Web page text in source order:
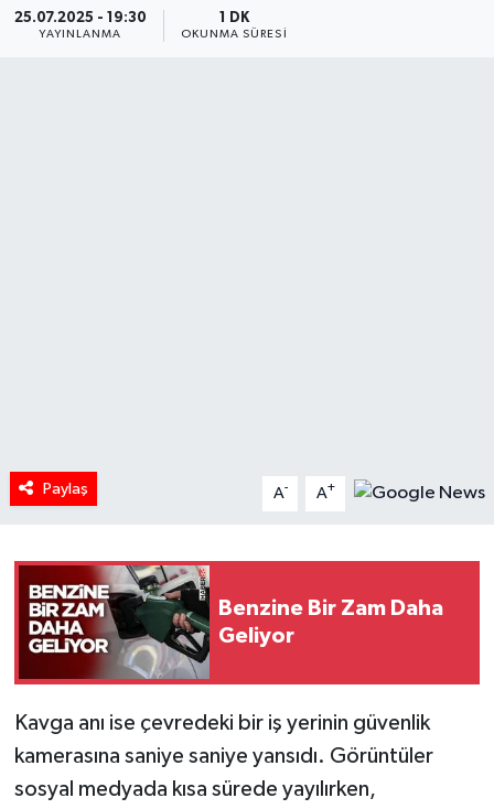
25.07.2025 - 19:30
YAYINLANMA
1 DK
OKUNMA SÜRESI
Paylaş A- A+
Benzine Bir Zam Daha
Geliyor
Kavga anı ise çevredeki bir iş yerinin güvenlik
kamerasına saniye saniye yansıdı. Görüntüler
sosyal medyada kısa sürede yayılırken,
GENEL
RESMİ İLANLAR
Spor
Tarihi Yapılarımız
Teknoloji
Haber Arşivi